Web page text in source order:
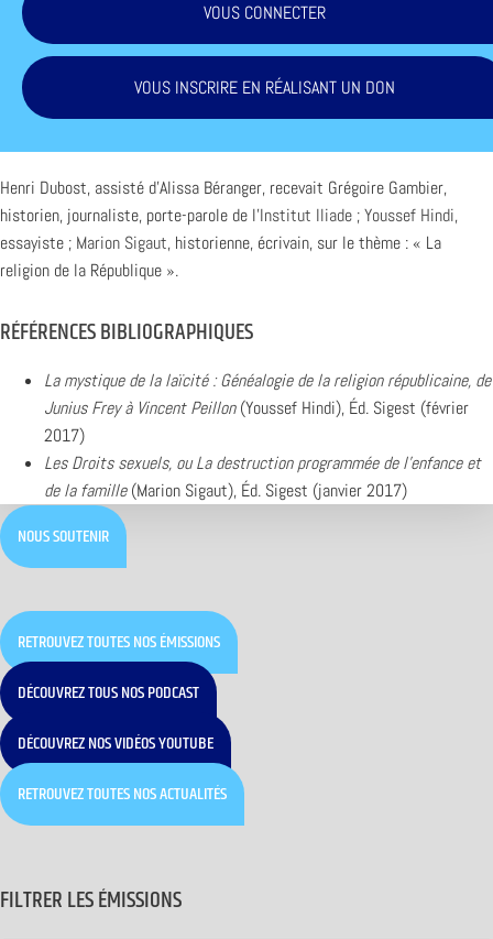
VOUS CONNECTER
VOUS INSCRIRE EN RÉALISANT UN DON
Henri Dubost, assisté d’Alissa Béranger, recevait Grégoire Gambier,
historien, journaliste, porte-parole de l’Institut Iliade ;Youssef Hindi,
essayiste ; Marion Sigaut, historienne, écrivain, sur le thème : « La
religion de la République ».
RÉFÉRENCES BIBLIOGRAPHIQUES
La mystique de la laïcité : Généalogie de la religion républicaine, de
Junius Frey à Vincent Peillon(Youssef Hindi), Éd. Sigest (février
2017)
Les Droits sexuels, ou La destruction programmée de l’enfance et
de la famille(Marion Sigaut), Éd. Sigest (janvier 2017)
NOUS SOUTENIR
RETROUVEZ TOUTES NOS ÉMISSIONS
DÉCOUVREZ TOUS NOS PODCAST
DÉCOUVREZ NOS VIDÉOS YOUTUBE
RETROUVEZ TOUTES NOS ACTUALITÉS
FILTRER LES ÉMISSIONS